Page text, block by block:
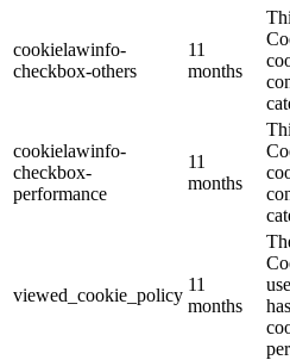
cookielawinfo-
checkbox-others
11
months
cookielawinfo-
checkbox-
performance
11
months
viewed_cookie_policy
11
months